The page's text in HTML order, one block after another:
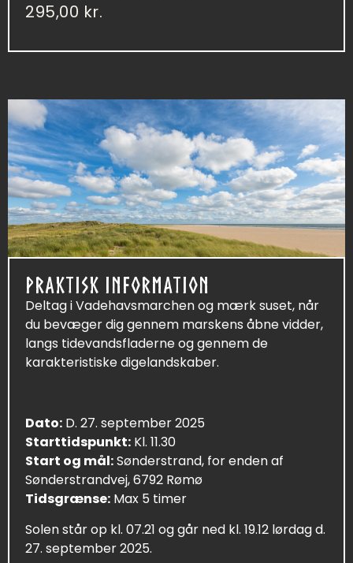
295,00 kr.
PRAKTISK INFORMATION
Deltag i Vadehavsmarchen og mærk suset, når
du bevæger dig gennem marskens åbne vidder,
langs tidevandsfladerne og gennem de
karakteristiske digelandskaber.
Dato: D. 27. september 2025
Starttidspunkt: Kl. 11.30
Start og mål:Sønderstrand, for enden af
Sønderstrandvej, 6792 Rømø
Tidsgrænse: Max 5 timer
Solen står op kl. 07.21 og går ned kl. 19.12 lørdag d.
27. september 2025.